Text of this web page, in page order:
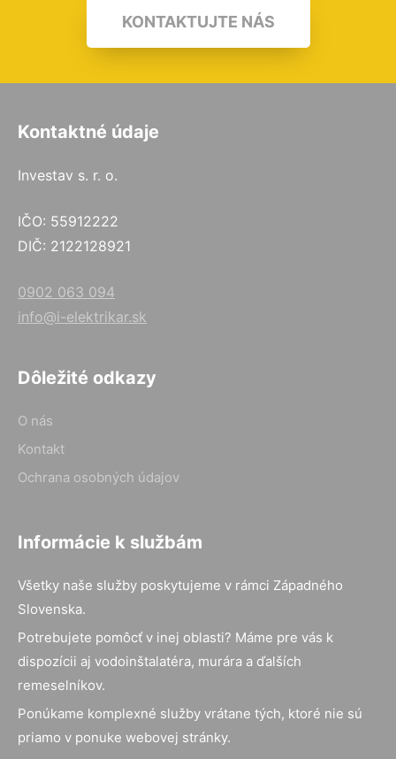
KONTAKTUJTE NÁS
Kontaktné údaje
Investav s. r. o.
IČO: 55912222
DIČ: 2122128921
0902 063 094
info@i-elektrikar.sk
Dôležité odkazy
O nás
Kontakt
Ochrana osobných údajov
Informácie k službám
Všetky naše služby poskytujeme v rámci Západného
Slovenska.
Potrebujete pomôcť v inej oblasti? Máme pre vás k
dispozícii aj vodoinštalatéra, murára a ďalších
remeselníkov.
Ponúkame komplexné služby vrátane tých, ktoré nie sú
priamo v ponuke webovej stránky.